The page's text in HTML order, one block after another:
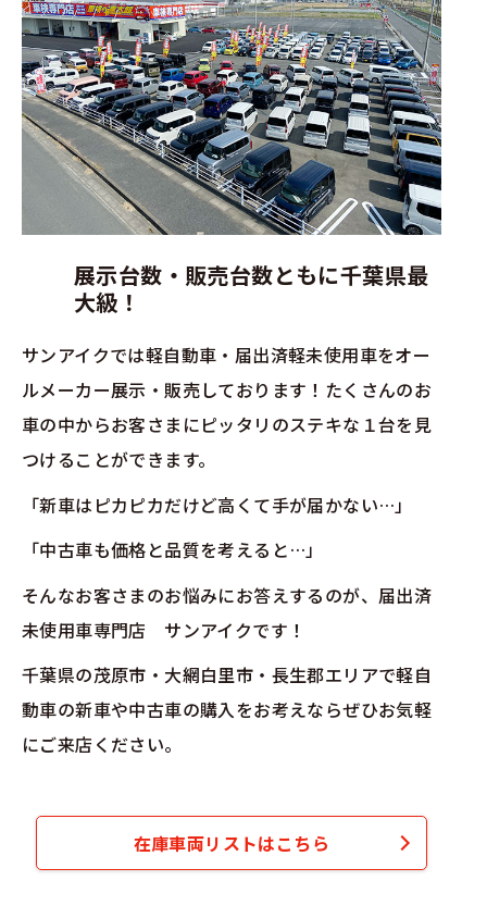
展示台数・販売台数ともに千葉県最
大級！
サンアイクでは軽自動車・届出済軽未使用車をオー
ルメーカー展示・販売しております！たくさんのお
車の中からお客さまにピッタリのステキな１台を見
つけることができます。
「新車はピカピカだけど高くて手が届かない…」
「中古車も価格と品質を考えると…」
そんなお客さまのお悩みにお答えするのが、届出済
未使用車専門店 サンアイクです！
千葉県の茂原市・大網白里市・長生郡エリアで軽自
動車の新車や中古車の購入をお考えならぜひお気軽
にご来店ください。
在庫車両リストはこちら